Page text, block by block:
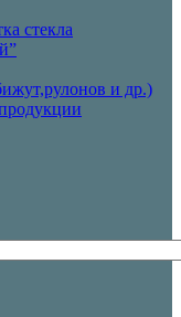
стекла
и др.)